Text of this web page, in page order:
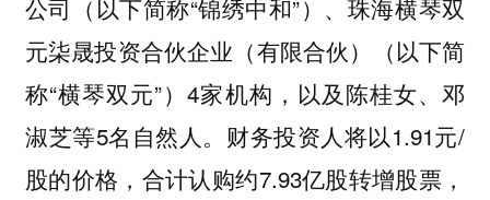
公司（以下简称“锦绣中和”）、珠海横琴双
元柒晟投资合伙企业（有限合伙）（以下简
称“横琴双元”）4家机构，以及陈桂女、邓
淑芝等5名自然人。财务投资人将以1.91元/
股的价格，合计认购约7.93亿股转增股票，